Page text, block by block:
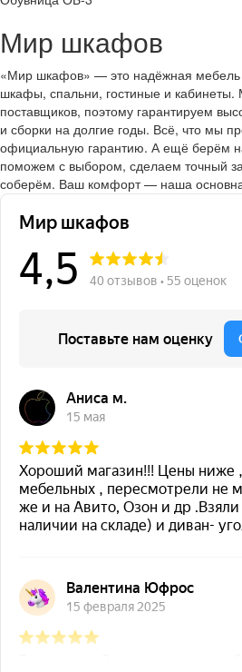
Мир шкафов
«Мир шкафов» — это надёжная
шкафы, спальни, гостиные и
поставщиков, поэтому гарантируем
и сборки на долгие годы. Всё, что мы
официальную гарантию. А ещё берём
поможем с выбором, сделаем точный
соберём. Ваш комфорт — наша